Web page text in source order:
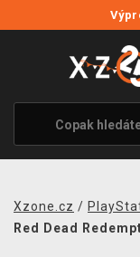
VÝPRODEJ
VIDEOHRY
XZONE
TÉMATIKY
MERCHANDISE
Xzone.cz /
Red Dead